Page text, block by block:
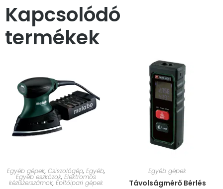
Kapcsolódó
termékek
Egyéb gépek, Csiszológép, Egyéb,
Egyéb eszközök, Elektromos
kéziszerszámok, Építőipari gépek
Egyéb gépek
Távolságmérő Bérlés